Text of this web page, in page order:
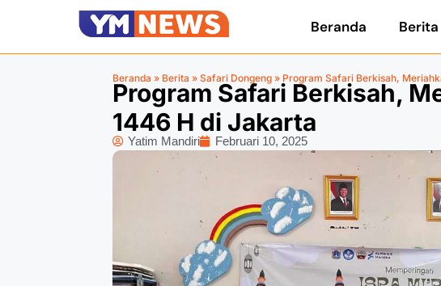
Beranda Berita
Beranda » Berita » Safari Dongeng » Program Safari Berkisah,
Program Safari Berkisah,
1446 H di Jakarta
Yatim Mandiri Februari 10, 2025